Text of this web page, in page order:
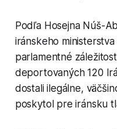
Podľa Hosejna Núš-
iránskeho
parlamentné
deportovaných 120
dostali ilegálne,
poskytol pre iránsku